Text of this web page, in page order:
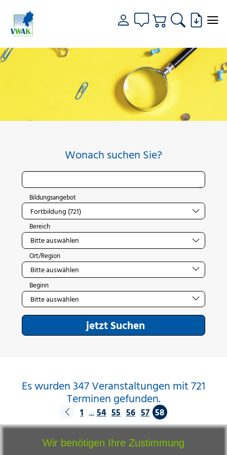
Wonach suchen Sie?
Bildungsangebot
Bereich
Ort/Region
Beginn
jetzt Suchen
Es wurden 347 Veranstaltungen mit 721
Terminen gefunden.
1 … 54 55 56 57 58
Wir benötigen Ihre Zustimmung